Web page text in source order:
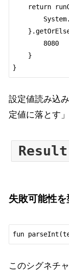
設定値読み込
定値に落とす
Result
失敗可能性
このシグネチ